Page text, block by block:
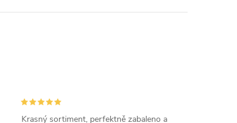
Krasný sortiment, perfektně zabaleno a